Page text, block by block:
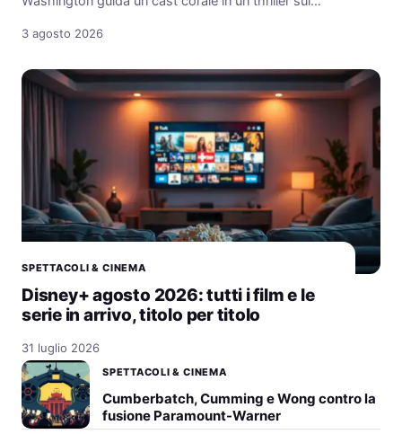
3 agosto 2026
SPETTACOLI & CINEMA
Disney+ agosto 2026: tutti i film e le
serie in arrivo, titolo per titolo
31 luglio 2026
SPETTACOLI & CINEMA
Cumberbatch, Cumming e Wong contro la
fusione Paramount-Warner